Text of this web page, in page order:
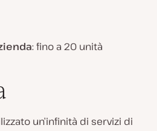
: fino a 20 unità
un’infinità di servizi di